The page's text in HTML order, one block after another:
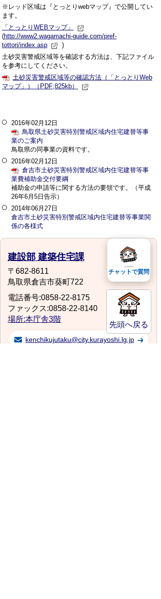
※レッド区域は『とっとりwebマップ』で公開してい
ます。
「とっとりWEBマップ」
(http://www2.wagamachi-guide.com/pref-
tottori/index.asp
)
土砂災害警戒区域等を確認する方法は、下記ファイル
を参考にしてください。
土砂災害警戒区域等の確認方法（「とっとりWeb
マップ」）（PDF;825kb）
2016年02月12日
鳥取県土砂災害特別警戒区域内住宅建替等事
業のご案内
鳥取県の同事業の資料です。
2016年02月12日
倉吉市土砂災害特別警戒区域内住宅建替等事
業費補助金交付要綱
補助金の申請等に関する方法の要領です。（平成
26年6月5日告示）
2014年06月27日
倉吉市土砂災害特別警戒区域内住宅建替等事業関
係の各様式
建設部 建築住宅課
〒682-8611
鳥取県倉吉市葵町722
電話番号:0858-22-8175
ファックス:0858-22-8140
場所:本庁舎3階
kenchikujutaku@city.kurayoshi.lg.jp
先頭へ戻る
チャットで質問